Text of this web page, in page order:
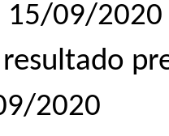
15/09/2020
resultado
2020